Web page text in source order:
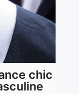
chic